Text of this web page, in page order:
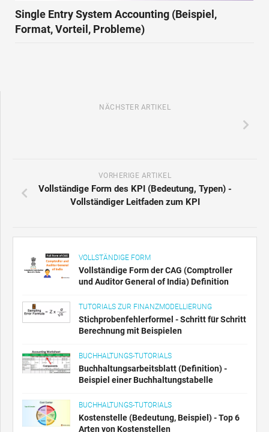
Single Entry System Accounting (Beispiel,
Format, Vorteil, Probleme)
NÄCHSTER ARTIKEL
VORHERIGE ARTIKEL
Vollständige Form des KPI (Bedeutung, Typen) -
Vollständiger Leitfaden zum KPI
VOLLSTÄNDIGE FORM
Vollständige Form der CAG (Comptroller
und Auditor General of India) Definition
TUTORIALS ZUR FINANZMODELLIERUNG
Stichprobenfehlerformel - Schritt für Schritt
Berechnung mit Beispielen
BUCHHALTUNGS-TUTORIALS
Buchhaltungsarbeitsblatt (Definition) -
Beispiel einer Buchhaltungstabelle
BUCHHALTUNGS-TUTORIALS
Kostenstelle (Bedeutung, Beispiel) - Top 6
Arten von Kostenstellen